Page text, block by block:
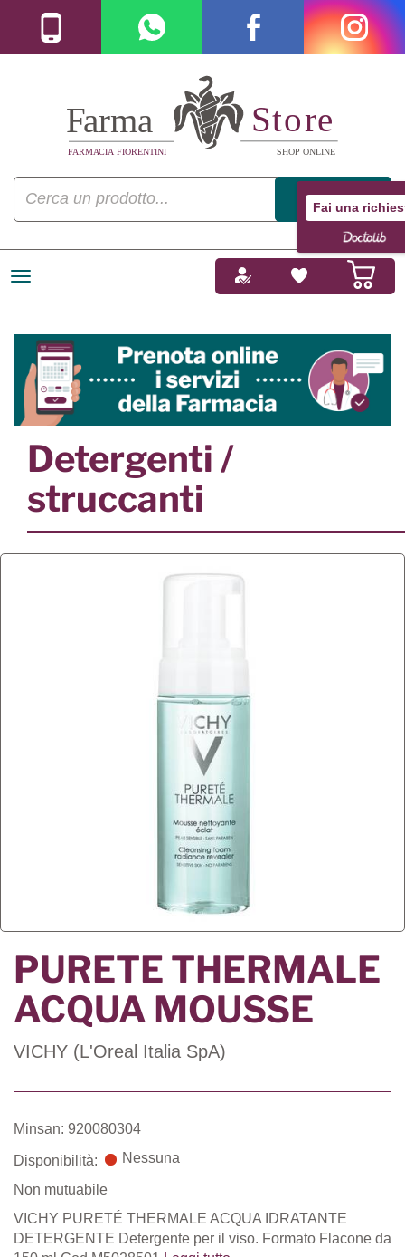
Fai una
Detergenti /
struccanti
PURETE THERMALE
ACQUA MOUSSE
VICHY (L'Oreal Italia SpA)
Minsan: 920080304
Disponibilità: Nessuna
Non mutuabile
VICHY PURETÉ THERMALE ACQUA IDRATANTE
DETERGENTE Detergente per il viso. Formato Flacone da